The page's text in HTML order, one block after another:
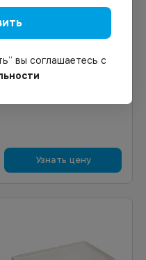
по запросу
OneBowl UP bottom
Узнать цену
вы соглашаетесь с